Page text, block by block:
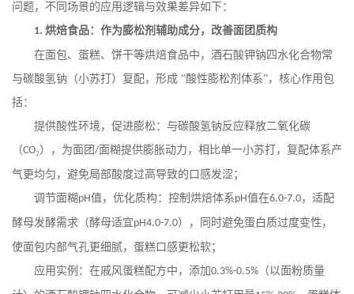
问题，不同场景的应用逻辑与效果差异如下：
1. 烘焙食品：作为膨松剂辅助成分，改善面团质构
在面包、蛋糕、饼干等烘焙食品中，酒石酸钾钠四水化合物常
与碳酸氢钠（小苏打）复配，形成 “酸性膨松剂体系”，核心作用包
括：
提供酸性环境，促进膨松：与碳酸氢钠反应释放二氧化碳
（CO₂），为面团 /面糊提供膨胀动力，相比单一小苏打，复配体系产
气更均匀，避免局部酸度过高导致的口感发涩；
调节面糊pH值，优化质构：控制烘焙体系pH值在6.0-7.0，适配
酵母发酵需求（酵母适宜pH4.0-7.0），同时避免蛋白质过度变性，
使面包内部气孔更细腻，蛋糕口感更松软；
应用实例：在戚风蛋糕配方中，添加0.3%-0.5% （以面粉质量